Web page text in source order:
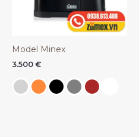
Model Minex
3.500 €